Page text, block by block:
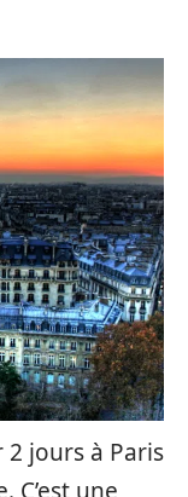
2 jours à Paris